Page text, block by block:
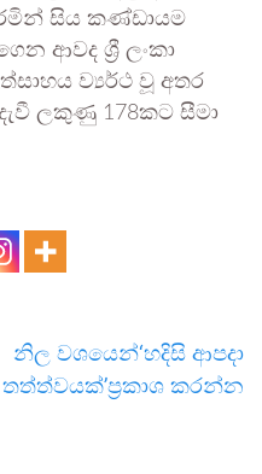
සිය කණ්ඩායම
ආවද ශ්‍රී ලංකා
ව්‍යර්ථ වූ අතර
ලකුණු 178කට සීමා
නිල වශයෙන්‘හදිසි ආපදා
තත්ත්වයක්’ප්‍රකාශ කරන්න